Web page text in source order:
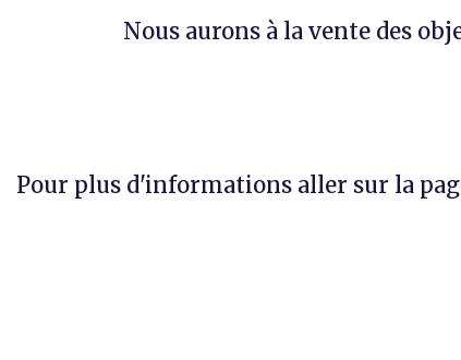
Nous aurons à la vente des
Pour plus d'informations aller sur la